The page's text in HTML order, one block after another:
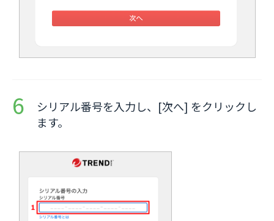
シリアル番号を入力し、[次へ] をクリックし
ます。